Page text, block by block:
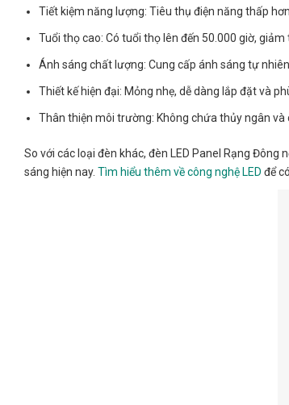
Tiết kiệm năng lượng: Tiêu thụ điện năng thấp
Tuổi thọ cao: Có tuổi thọ lên đến 50.000 giờ, giảm
Ánh sáng chất lượng: Cung cấp ánh sáng tự
Thiết kế hiện đại: Mỏng nhẹ, dễ dàng lắp đặt và
Thân thiện môi trường: Không chứa thủy ngân
So với các loại đèn khác, đèn LED Panel Rạng
sáng hiện nay. Tìm hiểu thêm về công nghệ LED để